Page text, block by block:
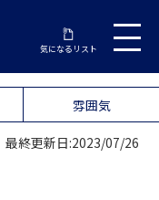
気になるリスト
雰囲気
最終更新日:2023/07/26